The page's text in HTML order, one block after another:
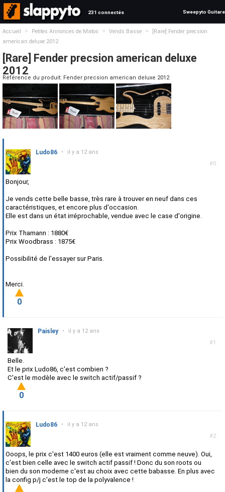
231 connectés Sweepyto Guitare
Accueil > Petites Annonces de Matos > Vends Basse >
[Rare] Fender precsion
american deluxe 2012
[Rare] Fender precsion american deluxe
2012
Référence du produit: Fender precsion american deluxe 2012
#0
Ludo86 • il y a 12 ans
Bonjour,
Je vends cette belle basse, très rare à trouver en neuf dans ces
caractéristiques, et encore plus d'occasion.
Elle est dans un état irréprochable, vendue avec le case d'origine.
Prix Thamann : 1880€
Prix Woodbrass : 1875€
Possibilité de l'essayer sur Paris.
Merci.
0
#1
Paisley • il y a 12 ans
Belle.
Et le prix Ludo86, c'est combien ?
C'est le modèle avec le switch actif/passif ?
0
#2
Ludo86 • il y a 12 ans
Ooops, le prix c'est 1400 euros (elle est vraiment comme neuve). Oui,
c'est bien celle avec le switch actif passif ! Donc du son roots ou
bien du son moderne c'est au choix avec cette babasse. En plus avec
la config p/j c'est le top de la polyvalence !